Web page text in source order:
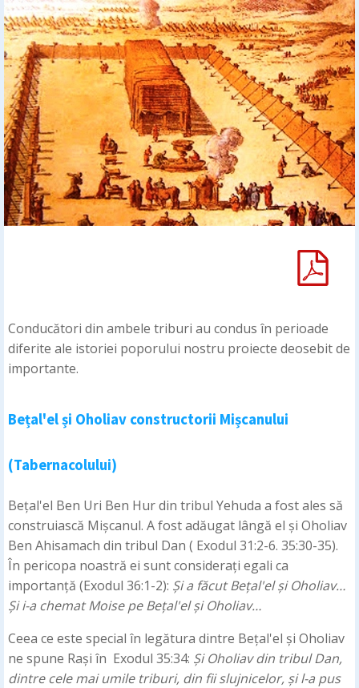
Conducători din ambele triburi au condus în perioade
diferite ale istoriei poporului nostru proiecte deosebit de
importante.
Bețal'el și Oholiav constructorii Mișcanului
(Tabernacolului)
Bețal'el Ben Uri Ben Hur din tribul Yehuda a fost ales să
construiască Mișcanul. A fost adăugat lângă el și Oholiav
Ben Ahisamach din tribul Dan ( Exodul 31:2-6. 35:30-35).
În pericopa noastră ei sunt considerați egali ca
importanță (Exodul 36:1-2): Și a făcut Bețal'el și Oholiav…
Și i-a chemat Moise pe Bețal'el și Oholiav…
Ceea ce este special în legătura dintre Bețal'el și Oholiav
ne spune Rași în Exodul 35:34: Și Oholiav din tribul Dan,
dintre cele mai umile triburi, din fii slujnicelor, și l-a pus